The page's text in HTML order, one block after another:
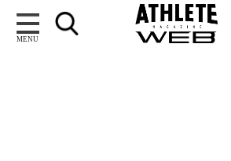
MENU